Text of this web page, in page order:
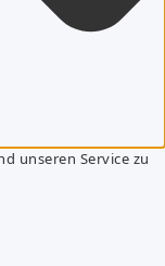
unseren Service zu